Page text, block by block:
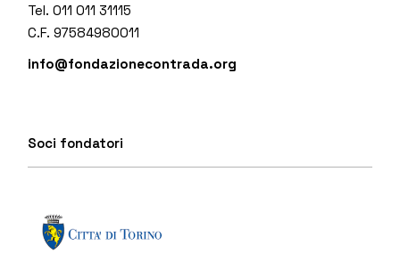
Tel. 011 011 31115
C.F. 97584980011
info@fondazionecontrada.org
Soci fondatori